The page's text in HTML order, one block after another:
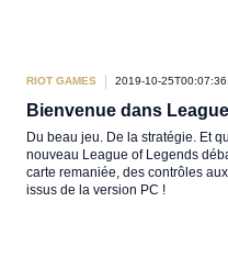
RIOT GAMES 2019-10-
Bienvenue dans
Du beau jeu. De la stratégie. Et
nouveau League of Legends
carte remaniée, des contrôles
issus de la version PC !